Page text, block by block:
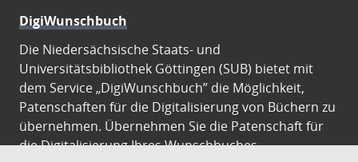
DigiWunschbuch
Die Niedersächsische Staats- und
Universitätsbibliothek Göttingen (SUB) bietet mit
dem Service „DigiWunschbuch” die Möglichkeit,
Patenschaften für die Digitalisierung von Büchern zu
übernehmen. Übernehmen Sie die Patenschaft für
die Digitalisierung Ihres Wunschbuches.